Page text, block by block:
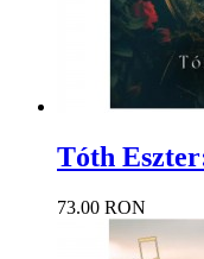
Tóth
73.00 RON